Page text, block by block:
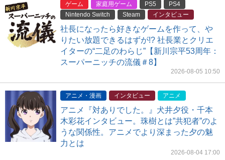
ゲーム 家庭用ゲーム PS5
PS4
Nintendo Switch
Steam インタビュー
社長になったら好きなゲームを作って、や
りたい放題できるはずが!? 社長業とクリエ
イターの“二足のわらじ”【新川宗平53周年：
スーパーニッチの流儀＃8】
2026-08-05 10:50
アニメ・漫画 インタビュー アニメ
アニメ『対ありでした。』犬井夕役・千本
木彩花インタビュー。珠樹とは”共犯者”のよ
うな関係性。アニメでより深まった夕の魅
力とは
2026-08-04 17:00